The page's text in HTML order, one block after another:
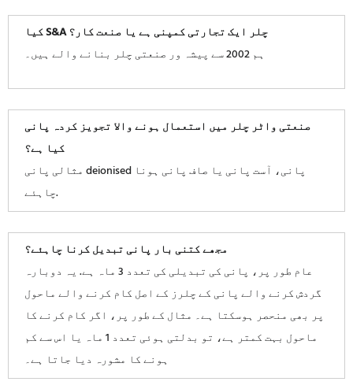
کیا S&A چلر ایک تجارتی کمپنی ہے یا صنعت کار؟
ہم 2002 سے پیشہ ور صنعتی چلر بنانے والے ہیں۔
صنعتی واٹر چلر میں استعمال ہونے والا تجویز کردہ پانی
کیا ہے؟
مثالی پانی deionised پانی، آست پانی یا صاف پانی ہونا
چاہئے.
مجھے کتنی بار پانی تبدیل کرنا چاہئے؟
عام طور پر، پانی کی تبدیلی کی تعدد 3 ماہ ہے. یہ دوبارہ
گردش کرنے والے پانی کے چلرز کے اصل کام کرنے والے ماحول
پر بھی منحصر ہوسکتا ہے۔ مثال کے طور پر، اگر کام کرنے کا
ماحول بہت کمتر ہے، تو بدلتی ہوئی تعدد 1 ماہ یا اس سے کم
ہونے کا مشورہ دیا جاتا ہے۔